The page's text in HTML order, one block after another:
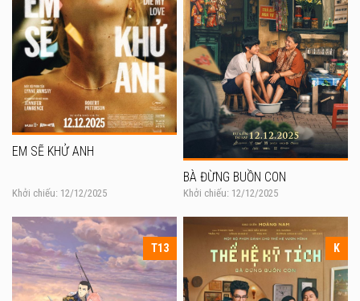
EM SẼ KHỬ ANH
Khởi chiếu: 12/12/2025
BÀ ĐỪNG BUỒN CON
Khởi chiếu: 12/12/2025
T13 K